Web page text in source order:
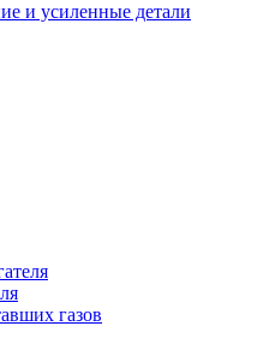
и усиленные детали
газов